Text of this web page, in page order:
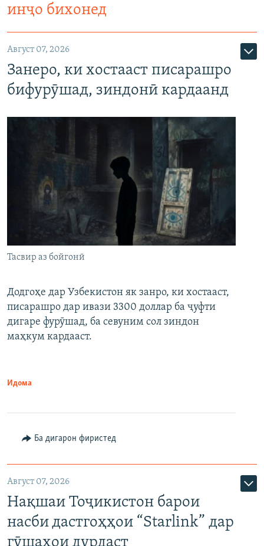
инҷо бихонед
Август 07, 2026
Занеро, ки хостааст писарашро
бифурӯшад, зиндонӣ кардаанд
Тасвир аз бойгонӣ
Додгоҳе дар Узбекистон як занро, ки хостааст,
писарашро дар ивази 3300 доллар ба ҷуфти
дигаре фурӯшад, ба севуним сол зиндон
маҳкум кардааст.
Идома
Ба дигарон фиристед
Август 07, 2026
Нақшаи Тоҷикистон барои
насби дастгоҳҳои “Starlink” дар